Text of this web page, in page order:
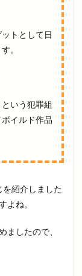
トとして日
。
いう犯罪組
イルド作品
紹介しました
よね。
ましたので、